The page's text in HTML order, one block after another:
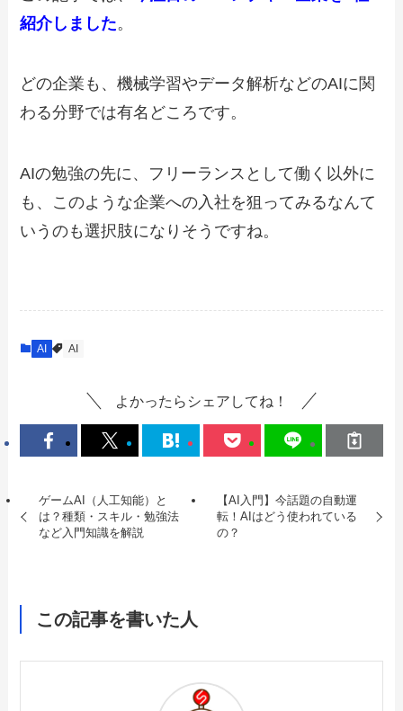
紹介しました。
どの企業も、機械学習やデータ解析などのAIに関
わる分野では有名どころです。
AIの勉強の先に、フリーランスとして働く以外に
も、このような企業への入社を狙ってみるなんて
いうのも選択肢になりそうですね。
AI AI
よかったらシェアしてね！
ゲームAI（人工知能）と
は？種類・スキル・勉強法
など入門知識を解説
【AI入門】今話題の自動運
転！AIはどう使われている
の？
この記事を書いた人